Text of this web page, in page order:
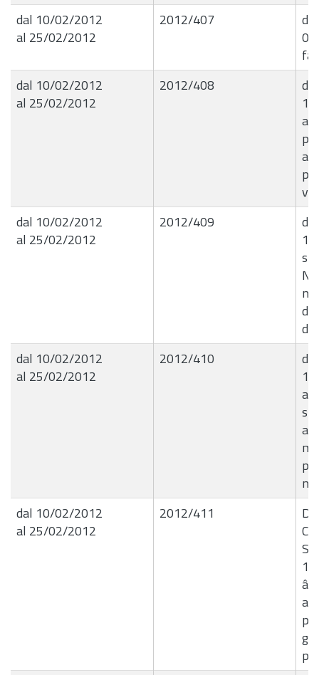
dal 10/02/2012
al 25/02/2012
2012/407
dal 10/02/2012
al 25/02/2012
2012/408
dal 10/02/2012
al 25/02/2012
2012/409
dal 10/02/2012
al 25/02/2012
2012/410
dal 10/02/2012
al 25/02/2012
2012/411